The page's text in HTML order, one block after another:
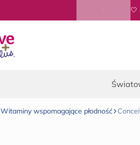
Witaminy wspomagające płodność